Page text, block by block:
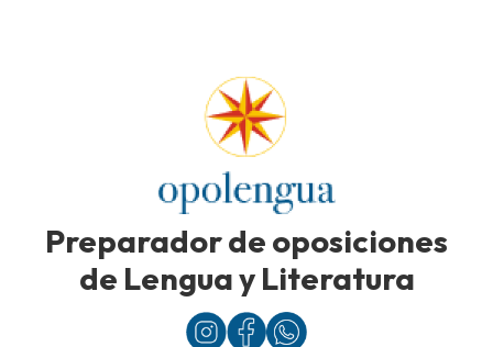
Preparador de oposiciones
de Lengua y Literatura